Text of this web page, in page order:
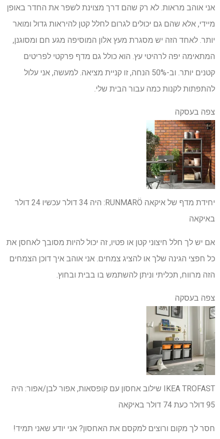
אני אוהב מראות. לא רק שהם דרך מצוינת לשפר את החדר באופן
מיידי, אלא שהם גם יכולים לגרום לחלל קטן להיראות גדול ומואר
יותר. לאחד הזה יש מסגרת מעץ אלון המוסיפה מגע חם ומסוגנן,
המתאימה יפה לרהיטי עץ. הוא כולל גם מדף פרקטי לפריטים
קטנים יותר. וב-50% הנחה, זו קניית מציאה. למעשה, אני עלול
להתפתות לקנות כמה עבור הבית שלי.
צפה בעסקה
יחידת מדף של איקאה RUNMARÖ: היה 34 דולר
עכשיו 24 דולר
באיקאה
אם יש לך חלל חיצוני קטן או פטיו, זה יכול להיות מסובך לאחסן את
כל חפצי הגינה שלך או להציג צמחים. אני אוהב איך דוכן הצמחים
הזה מרווח, תכליתי וניתן להשתמש בו בבית ובחוץ.
צפה בעסקה
IKEA TROFAST שילוב אחסון עם קופסאות, אפור לבן/אפור:
היה
95 דולר
כעת 74 דולר באיקאה
חסר לך מקום ורוצים למקסם את האחסון? אני יודע שאני תמיד!